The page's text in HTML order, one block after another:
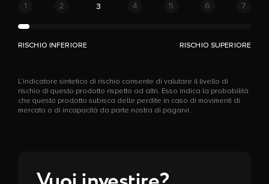
1 2 3 4 5 6 7
RISCHIO INFERIORE RISCHIO SUPERIORE
L'indicatore sintetico di rischio consente di valutare il livello di
rischio di questo prodotto rispetto ad altri. Esso indica la probabilità
che questo prodotto subisca delle perdite in caso di movimenti di
mercato o di incapacità da parte nostra di pagarvi.